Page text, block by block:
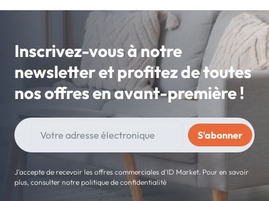
Inscrivez-vous à notre
newsletter et profitez de toutes
nos offres en avant-première !
J'accepte de recevoir les offres commerciales d'ID Market. Pour en savoir
plus, consulter notre politique de confidentialité